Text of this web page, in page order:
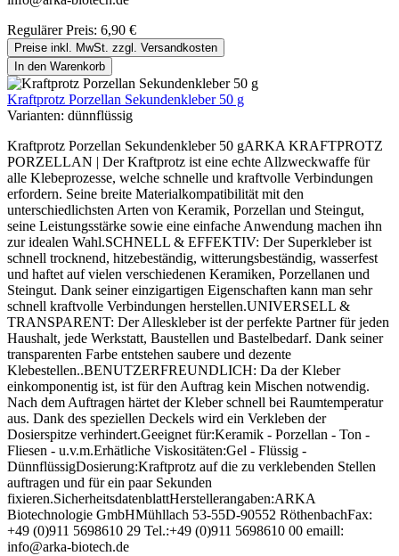
Regulärer Preis: 6,90 €
Preise inkl. MwSt. zzgl. Versandkosten
In den Warenkorb
Kraftprotz Porzellan Sekundenkleber 50 g
Varianten: dünnflüssig
Kraftprotz Porzellan Sekundenkleber 50 gARKA KRAFTPROTZ
PORZELLAN | Der Kraftprotz ist eine echte Allzweckwaffe für
alle Klebeprozesse, welche schnelle und kraftvolle Verbindungen
erfordern. Seine breite Materialkompatibilität mit den
unterschiedlichsten Arten von Keramik, Porzellan und Steingut,
seine Leistungsstärke sowie eine einfache Anwendung machen ihn
zur idealen Wahl.SCHNELL & EFFEKTIV: Der Superkleber ist
schnell trocknend, hitzebeständig, witterungsbeständig, wasserfest
und haftet auf vielen verschiedenen Keramiken, Porzellanen und
Steingut. Dank seiner einzigartigen Eigenschaften kann man sehr
schnell kraftvolle Verbindungen herstellen.UNIVERSELL &
TRANSPARENT: Der Alleskleber ist der perfekte Partner für jeden
Haushalt, jede Werkstatt, Baustellen und Bastelbedarf. Dank seiner
transparenten Farbe entstehen saubere und dezente
Klebestellen..BENUTZERFREUNDLICH: Da der Kleber
einkomponentig ist, ist für den Auftrag kein Mischen notwendig.
Nach dem Auftragen härtet der Kleber schnell bei Raumtemperatur
aus. Dank des speziellen Deckels wird ein Verkleben der
Dosierspitze verhindert.Geeignet für:Keramik - Porzellan - Ton -
Fliesen - u.v.m.Erhätliche Viskositäten:Gel - Flüssig -
DünnflüssigDosierung:Kraftprotz auf die zu verklebenden Stellen
auftragen und für ein paar Sekunden
fixieren.SicherheitsdatenblattHerstellerangaben:ARKA
Biotechnologie GmbHMühllach 53-55D-90552 RöthenbachFax:
+49 (0)911 5698610 29 Tel.:+49 (0)911 5698610 00 emaill:
info@arka-biotech.de